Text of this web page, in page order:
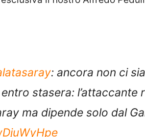
: ancora non ci
stasera: l’attaccante
ma dipende solo dal